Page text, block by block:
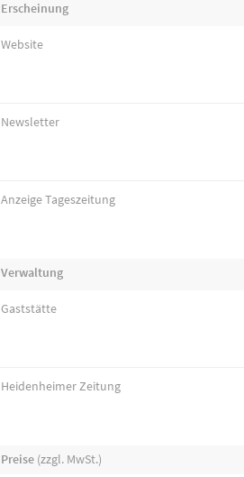
Erscheinung
Website
Newsletter
Anzeige Tageszeitung
Verwaltung
Gaststätte
Heidenheimer Zeitung
Preise (zzgl. MwSt.)